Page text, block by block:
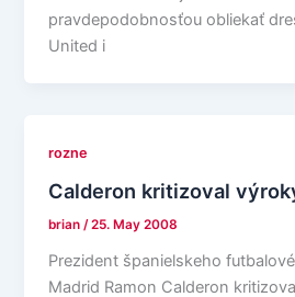
pravdepodobnosťou obliekať
United i
rozne
Calderon kritizoval
brian /25. May 2008
Prezident španielskeho
Madrid Ramon Calderon